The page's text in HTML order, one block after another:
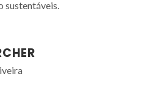
sustentáveis.